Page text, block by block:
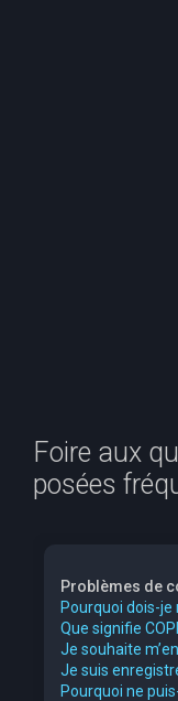
Foire aux
posées
Problèmes de
Pourquoi dois-je
Que signifie
Je souhaite
Je suis
Pourquoi ne